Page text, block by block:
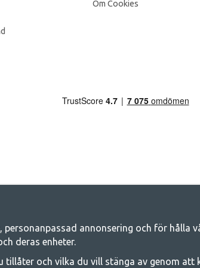
Om Cookies
- Din butik för camping och
och all annan utrustning för camping och
annonsering och för hålla
deras enheter.
och vilka du vill stänga av genom att